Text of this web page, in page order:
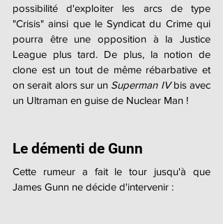
possibilité d'exploiter les arcs de type
"Crisis" ainsi que le Syndicat du Crime qui
pourra être une opposition à la Justice
League plus tard. De plus, la notion de
clone est un tout de même rébarbative et
on serait alors sur un Superman IV bis avec
un Ultraman en guise de Nuclear Man !
Le démenti de Gunn
Cette rumeur a fait le tour jusqu'à que
James Gunn ne décide d'intervenir :